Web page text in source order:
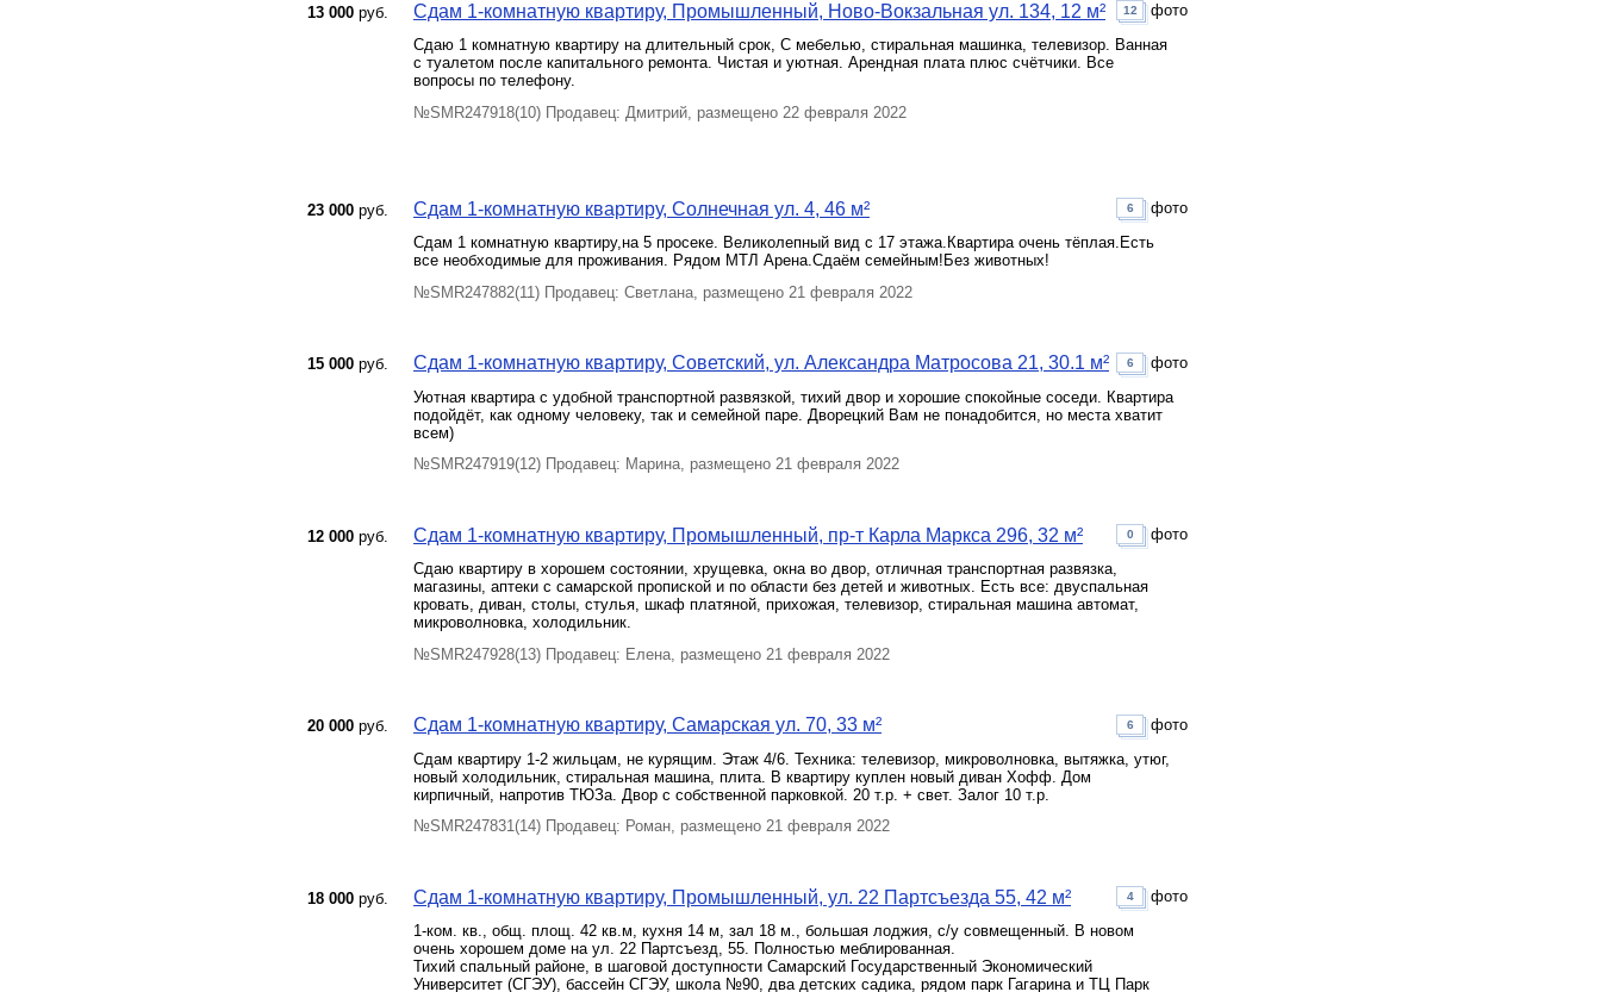
13 000 руб. Сдам 1-комнатную квартиру, Промышленный, Ново-Вокзальная ул. 134, 12 м²
Сдаю 1 комнатную квартиру на длительный срок, С мебелью, стиральная машинка, телевизор. Ванная
с туалетом после капитального ремонта. Чистая и уютная. Арендная плата плюс счётчики. Все
вопросы по телефону.
12 фото
№SMR247918(10) Продавец: Дмитрий, размещено 22 февраля 2022
23 000 руб. Сдам 1-комнатную квартиру, Солнечная ул. 4, 46 м²
Сдам 1 комнатную квартиру,на 5 просеке. Великолепный вид с 17 этажа.Квартира очень тёплая.Есть
все необходимые для проживания. Рядом МТЛ Арена.Сдаём семейным!Без животных!
6 фото
№SMR247882(11) Продавец: Светлана, размещено 21 февраля 2022
15 000 руб. Сдам 1-комнатную квартиру, Советский, ул. Александра Матросова 21, 30.1 м²
Уютная квартира с удобной транспортной развязкой, тихий двор и хорошие спокойные соседи. Квартира
подойдёт, как одному человеку, так и семейной паре. Дворецкий Вам не понадобится, но места хватит
всем)
6 фото
№SMR247919(12) Продавец: Марина, размещено 21 февраля 2022
12 000 руб. Сдам 1-комнатную квартиру, Промышленный, пр-т Карла Маркса 296, 32 м²
Сдаю квартиру в хорошем состоянии, хрущевка, окна во двор, отличная транспортная развязка,
магазины, аптеки с самарской пропиской и по области без детей и животных. Есть все: двуспальная
кровать, диван, столы, стулья, шкаф платяной, прихожая, телевизор, стиральная машина автомат,
микроволновка, холодильник.
0 фото
№SMR247928(13) Продавец: Елена, размещено 21 февраля 2022
20 000 руб. Сдам 1-комнатную квартиру, Самарская ул. 70, 33 м²
Сдам квартиру 1-2 жильцам, не курящим. Этаж 4/6. Техника: телевизор, микроволновка, вытяжка, утюг,
новый холодильник, стиральная машина, плита. В квартиру куплен новый диван Хофф. Дом
кирпичный, напротив ТЮЗа. Двор с собственной парковкой. 20 т.р. + свет. Залог 10 т.р.
6 фото
№SMR247831(14) Продавец: Роман, размещено 21 февраля 2022
18 000 руб. Сдам 1-комнатную квартиру, Промышленный, ул. 22 Партсъезда 55, 42 м²
1-ком. кв., общ. площ. 42 кв.м, кухня 14 м, зал 18 м., большая лоджия, с/у совмещенный. В новом
очень хорошем доме на ул. 22 Партсъезд, 55. Полностью меблированная.​
Тихий спальный районе, в шаговой доступности Самарский Государственный Экономический
Университет (СГЭУ), бассейн СГЭУ, школа №90, два детских садика, рядом парк Гагарина и ТЦ Парк
4 фото